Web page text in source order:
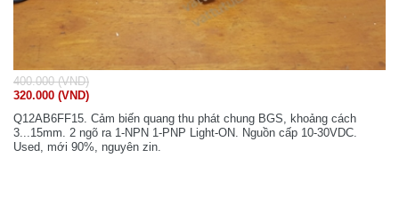
400.000 (VND)
320.000 (VND)
Q12AB6FF15. Cảm biến quang thu phát chung BGS, khoảng cách
3...15mm. 2 ngõ ra 1-NPN 1-PNP Light-ON. Nguồn cấp 10-30VDC.
Used, mới 90%, nguyên zin.